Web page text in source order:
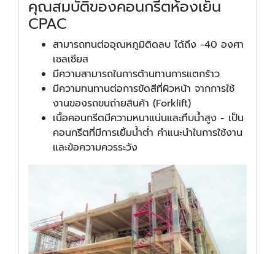
คุณสมบัติของคอนกรีตห้องเย็น
CPAC
สามารถทนต่ออุณหภูมิติดลบ ได้ถึง -40 องศา
เซลเซียส
มีความสามารถในการต้านทานการแตกร้าว
มีความทนทานต่อการขัดสีที่ผิวหน้า จากการใช้
งานของรถขนถ่ายสินค้า (Forklift)
เนื้อคอนกรีตมีความหนาแน่นและทึบน้ำสูง - เป็น
คอนกรีตที่มีการเยิ้มน้ำต่ำ คำแนะนำในการใช้งาน
และข้อความควรระวัง